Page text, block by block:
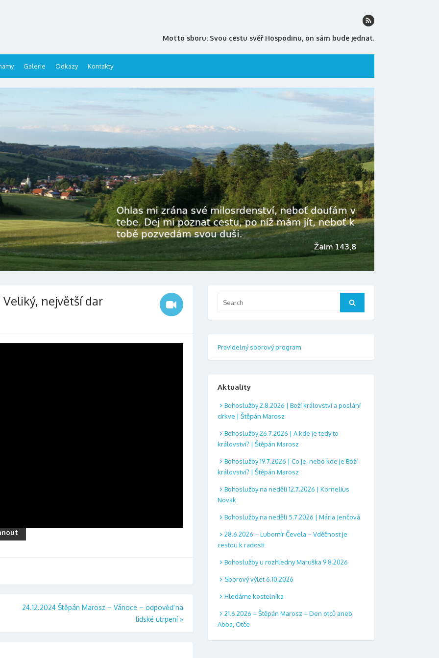
Motto sboru: Svou cestu svěř Hospodinu, on sám bude jednat.
Galerie Odkazy Kontakty
Veliký, největší dar
24.12.2024 Štěpán Marosz – Vánoce – odpověď na
lidské utrpení»
Search
Pravidelný sborový program
Aktuality
Bohoslužby 2.8.2026 | Boží království a poslání
církve | Štěpán Marosz
Bohoslužby 26.7.2026 | A kde je tedy to
království? | Štěpán Marosz
Bohoslužby 19.7.2026 | Co je, nebo kde je Boží
království? | Štěpán Marosz
Bohoslužby na neděli 12.7.2026 | Kornelius
Novak
Bohoslužby na neděli 5.7.2026 | Mária Jenčová
28.6.2026 – Lubomír Čevela – Vděčnost je
cestou k radosti
Bohoslužby u rozhledny Maruška 9.8.2026
Sborový výlet 6.10.2026
Hledáme kostelníka
21.6.2026 – Štěpán Marosz – Den otců aneb
Abba, Otče